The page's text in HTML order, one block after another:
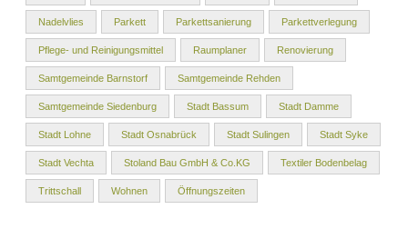
Nadelvlies Parkett Parkettsanierung Parkettverlegung
Pflege- und Reinigungsmittel Raumplaner Renovierung
Samtgemeinde Barnstorf Samtgemeinde Rehden
Samtgemeinde Siedenburg Stadt Bassum Stadt Damme
Stadt Lohne Stadt Osnabrück Stadt Sulingen Stadt Syke
Stadt Vechta Stoland Bau GmbH & Co.KG Textiler Bodenbelag
Trittschall Wohnen Öffnungszeiten